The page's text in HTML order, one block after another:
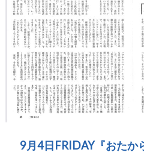
9月4日FRIDAY『おたか